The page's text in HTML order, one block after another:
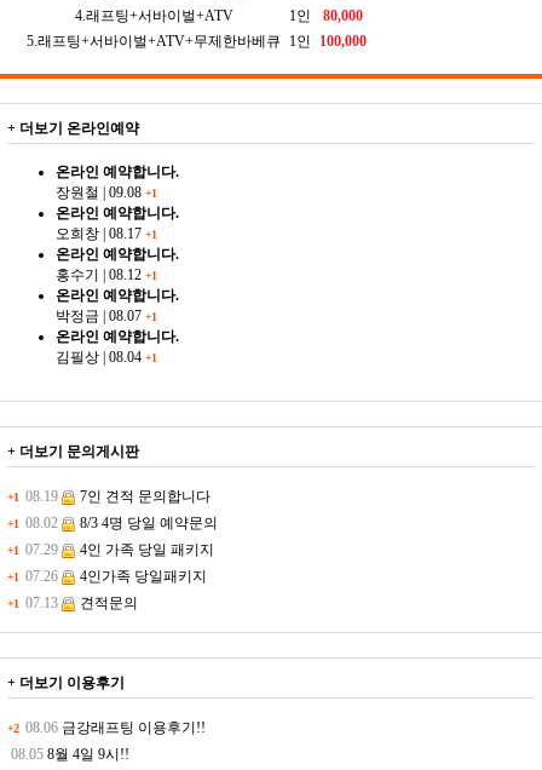
4.래프팅+서바이벌+ATV
1인
80,000
5.래프팅+서바이벌+ATV+무제한바베큐
1인 100,000
+ 더보기 온라인예약
온라인 예약합니다.
장원철
09.08 +1
온라인 예약합니다.
오희창 08.17 +1
온라인 예약합니다.
홍수기
08.12 +1
온라인 예약합니다.
박정금
08.07 +1
온라인 예약합니다.
김필상 08.04 +1
+ 더보기 문의게시판
+1 08.19 7인 견적 문의합니다
+1 08.02 8/3 4명 당일 예약문의
+1 07.29 4인 가족 당일 패키지
+1 07.26 4인가족 당일패키지
+1 07.13 견적문의
+ 더보기 이용후기
+2 08.06 금강래프팅 이용후기!!
08.05 8월 4일 9시!!